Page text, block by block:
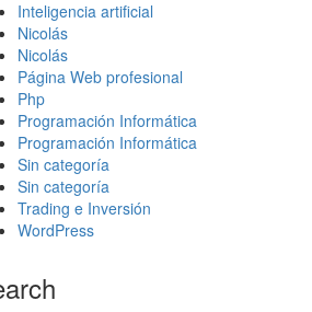
Inteligencia artificial
Nicolás
Nicolás
Página Web profesional
Php
Programación Informática
Programación Informática
Sin categoría
Sin categoría
Trading e Inversión
WordPress